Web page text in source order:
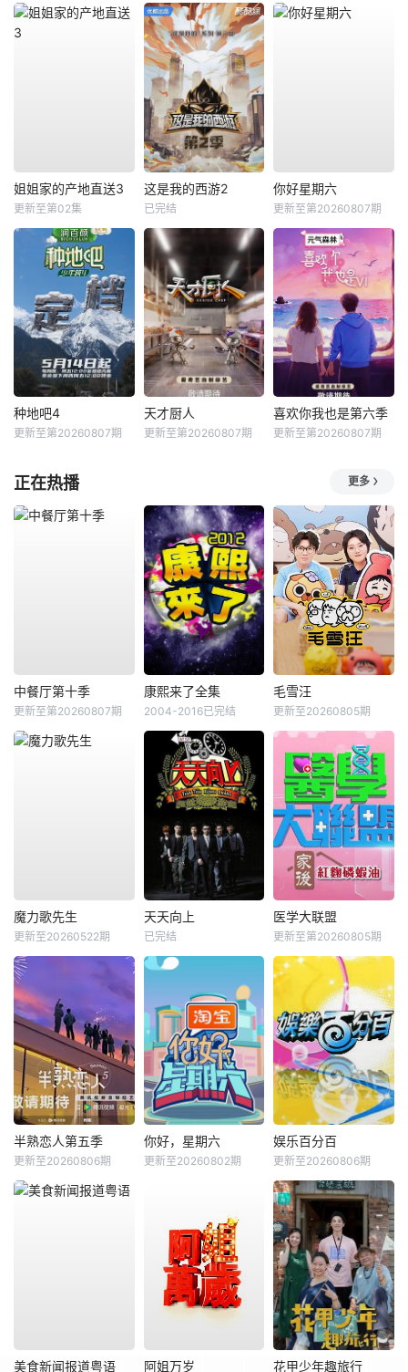
姐姐家的产地直送3
更新至第02集
这是我的西游2
已完结
你好星期六
更新至第20260807期
种地吧4
更新至第20260807期
天才厨人
更新至第20260807期
喜欢你我也是第六季
更新至第20260807期
正在热播 更多
中餐厅第十季
更新至第20260807期
康熙来了全集
2004-2016已完结
毛雪汪
更新至20260805期
魔力歌先生
更新至20260522期
天天向上
已完结
医学大联盟
更新至第20260805期
半熟恋人第五季
更新至20260806期
你好，星期六
更新至20260802期
娱乐百分百
更新至20260806期
美食新闻报道粤语 阿姐万岁 花甲少年趣旅行